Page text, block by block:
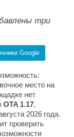
три
Google
место на
нет
OTA 1.17,
2026 года.
проверить